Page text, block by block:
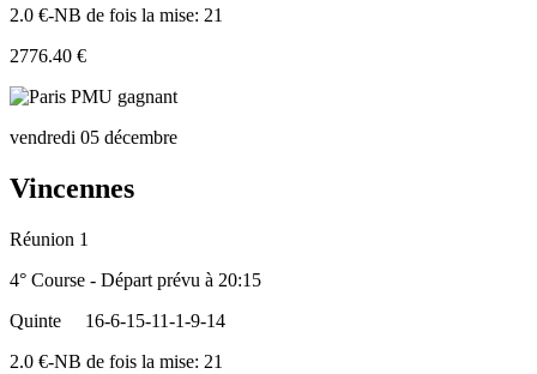
2.0 €-NB de fois la mise: 21
2776.40 €
vendredi 05 décembre
Vincennes
Réunion 1
4° Course - Départ prévu à 20:15
Quinte
16-6-15-11-1-9-14
2.0 €-NB de fois la mise: 21